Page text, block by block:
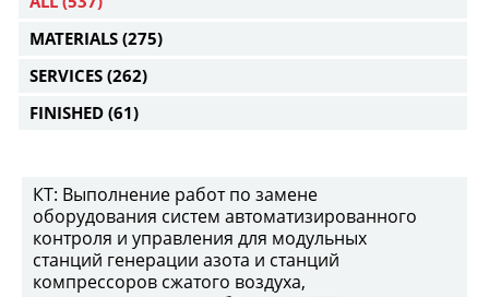
MATERIALS (275)
SERVICES (262)
FINISHED (61)
КТ: Выполнение работ по замене
оборудования систем автоматизированного
контроля и управления для модульных
станций генерации азота и станций
компрессоров сжатого воздуха,